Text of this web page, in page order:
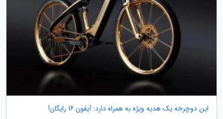
این دوچرخه یک هدیه ویژه به همراه دارد: آیفون 16 رایگان!